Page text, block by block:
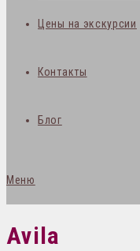
Цены на экскурсии
Контакты
Блог
Меню
Avila